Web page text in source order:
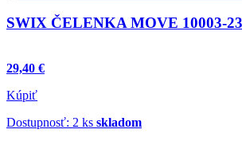
SWIX ČELENKA MOVE 10003-
29,40 €
Kúpiť
Dostupnosť: 2 ks skladom